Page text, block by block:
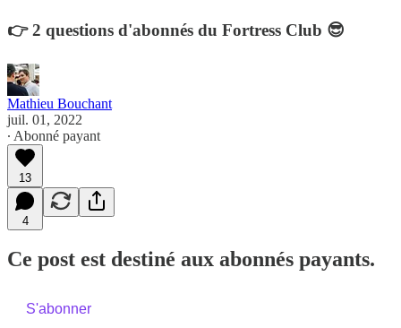
👉 2 questions d'abonnés du Fortress Club 😎
Mathieu Bouchant
juil. 01, 2022
∙ Abonné payant
13
4
Ce post est destiné aux abonnés payants.
S'abonner